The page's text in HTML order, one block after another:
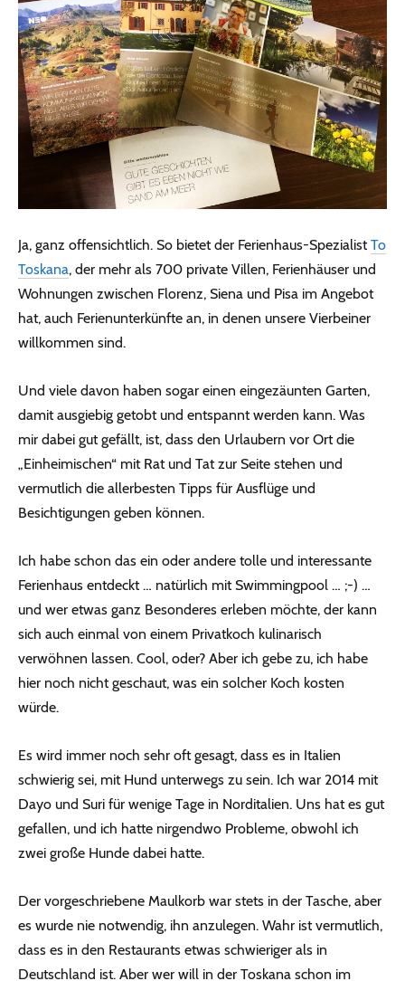
Ja, ganz offensichtlich. So bietet der Ferienhaus-SpezialistTo
Toskana, der mehr als 700 private Villen, Ferienhäuser und
Wohnungen zwischen Florenz, Siena und Pisa im Angebot
hat, auch Ferienunterkünfte an, in denen unsere Vierbeiner
willkommen sind.
Und viele davon haben sogar einen eingezäunten Garten,
damit ausgiebig getobt und entspannt werden kann. Was
mir dabei gut gefällt, ist, dass den Urlaubern vor Ort die
„Einheimischen“ mit Rat und Tat zur Seite stehen und
vermutlich die allerbesten Tipps für Ausflüge und
Besichtigungen geben können.
Ich habe schon das ein oder andere tolle und interessante
Ferienhaus entdeckt … natürlich mit Swimmingpool … ;-) …
und wer etwas ganz Besonderes erleben möchte, der kann
sich auch einmal von einem Privatkoch kulinarisch
verwöhnen lassen. Cool, oder? Aber ich gebe zu, ich habe
hier noch nicht geschaut, was ein solcher Koch kosten
würde.
Es wird immer noch sehr oft gesagt, dass es in Italien
schwierig sei, mit Hund unterwegs zu sein. Ich war 2014 mit
Dayo und Suri für wenige Tage in Norditalien. Uns hat es gut
gefallen, und ich hatte nirgendwo Probleme, obwohl ich
zwei große Hunde dabei hatte.
Der vorgeschriebene Maulkorb war stets in der Tasche, aber
es wurde nie notwendig, ihn anzulegen. Wahr ist vermutlich,
dass es in den Restaurants etwas schwieriger als in
Deutschland ist. Aber wer will in der Toskana schon im